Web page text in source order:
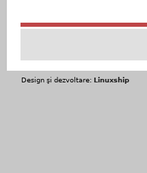
Design şi dezvoltare: Linuxship